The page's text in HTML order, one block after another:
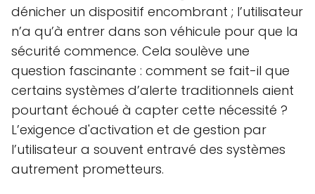
dénicher un dispositif encombrant ; l’utilisateur
n’a qu’à entrer dans son véhicule pour que la
sécurité commence. Cela soulève une
question fascinante : comment se fait-il que
certains systèmes d’alerte traditionnels aient
pourtant échoué à capter cette nécessité ?
L’exigence d'activation et de gestion par
l’utilisateur a souvent entravé des systèmes
autrement prometteurs.